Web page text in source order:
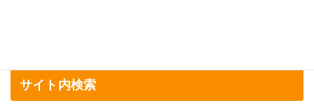
サイト内検索